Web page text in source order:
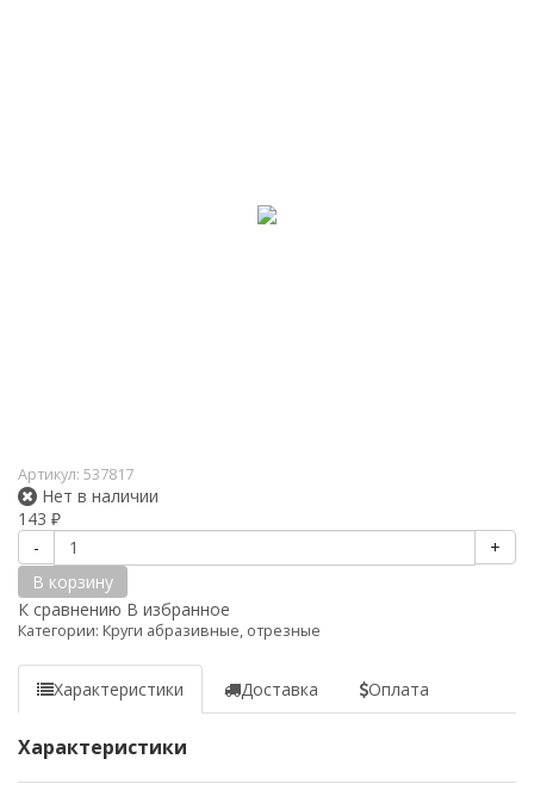
Артикул: 537817
Нет в наличии
143 ₽
-
+
В корзину
К сравнению В избранное
Категории: Круги абразивные, отрезные
Характеристики Доставка Оплата
Характеристики